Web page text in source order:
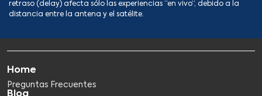
retraso (delay) afecta sólo las experiencias “en vivo”, debido a la
distancia entre la antena y el satélite.
Home
Preguntas Frecuentes